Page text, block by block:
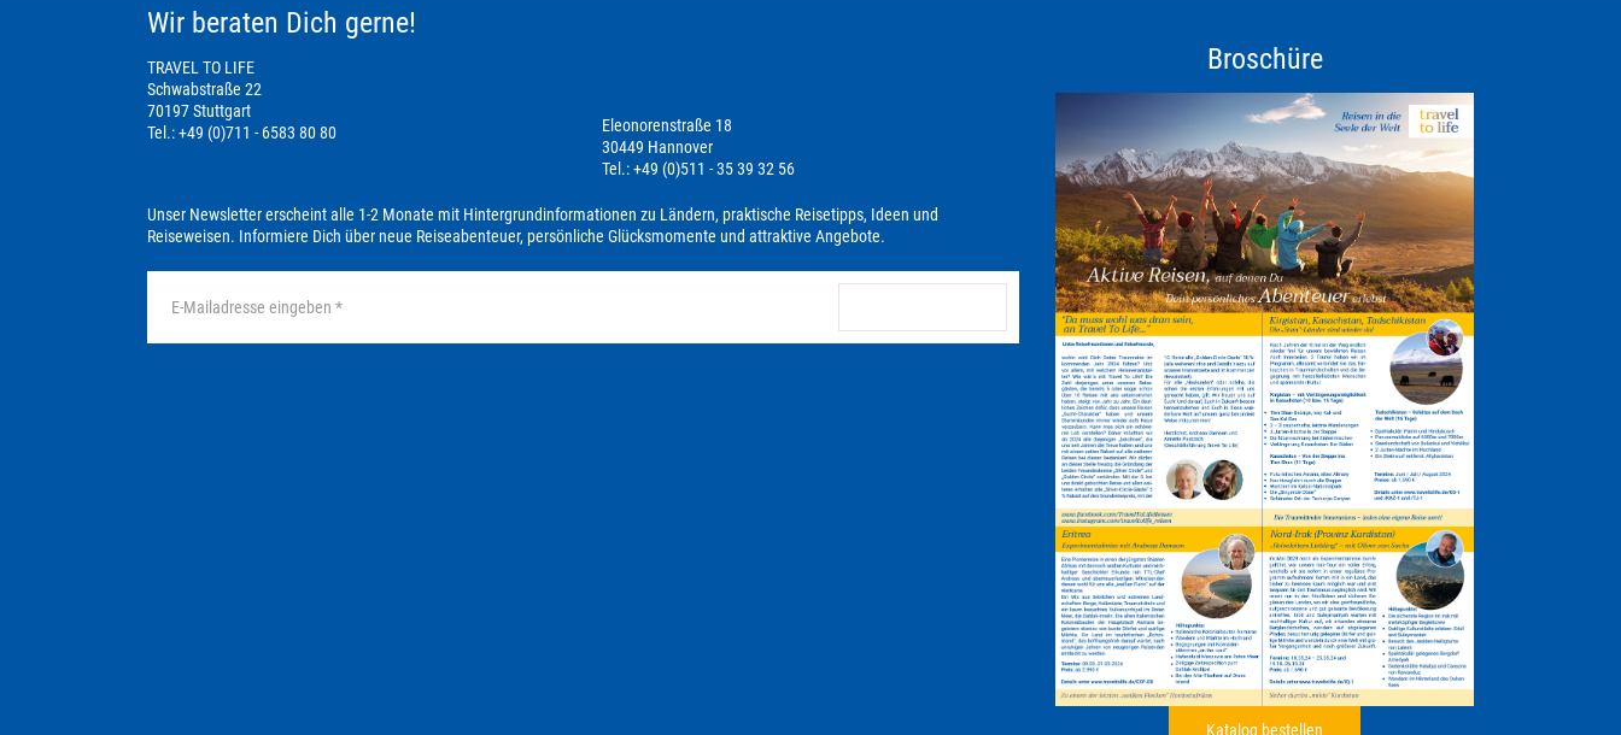
Wir beraten Dich gerne!
TRAVEL TO LIFE
Schwabstraße 22
70197 Stuttgart
Tel.: +49 (0)711 - 6583 80 80
Eleonorenstraße 18
30449 Hannover
Tel.: +49 (0)511 - 35 39 32 56
Unser Newsletter erscheint alle 1-2 Monate mit Hintergrundinformationen zu Ländern, praktische Reisetipps, Ideen und
Reiseweisen. Informiere Dich über neue Reiseabenteuer, persönliche Glücksmomente und attraktive Angebote.
Broschüre
Katalog bestellen